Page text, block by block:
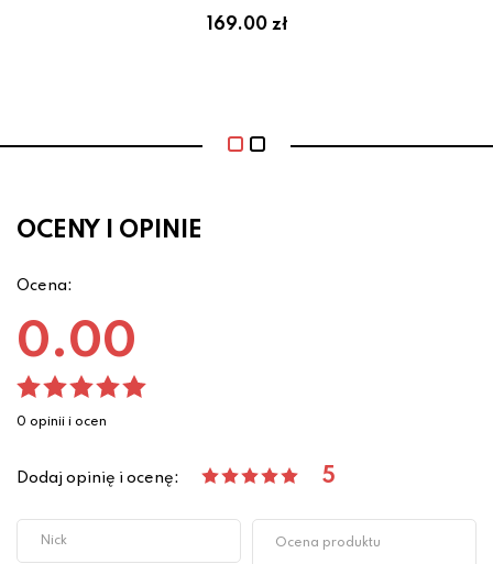
169.00 zł
OCENY I OPINIE
Ocena:
0.00
0 opinii i ocen
Dodaj opinię i ocenę: 5